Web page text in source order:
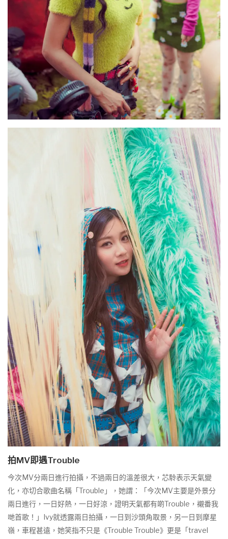
拍MV即遇Trouble
今次MV分兩日進行拍攝，不過兩日的溫差很大，芯駖表示天氣變
化，亦切合歌曲名稱「Trouble」，她謂：「今次MV主要是外景分
兩日進行，一日好熱，一日好涼，證明天氣都有啲Trouble，襯番我
哋首歌！」Ivy就透露兩日拍攝，一日到沙頭角取景，另一日到摩星
嶺，車程甚遠，她笑指不只是《Trouble Trouble》更是「travel